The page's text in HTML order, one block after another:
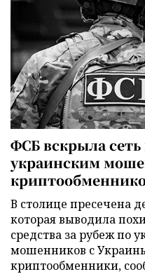
ФСБ вскрыла
украинским
В столице пресечена
которая выводила
средства за рубеж по
мошенников с
криптообменники,